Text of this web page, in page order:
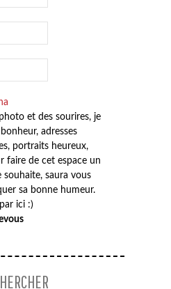
et des sourires, je
adresses
portraits heureux,
faire de cet espace un
saura vous
sa bonne humeur.
ici :)